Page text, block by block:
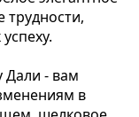
трудности,
Дали - вам
в